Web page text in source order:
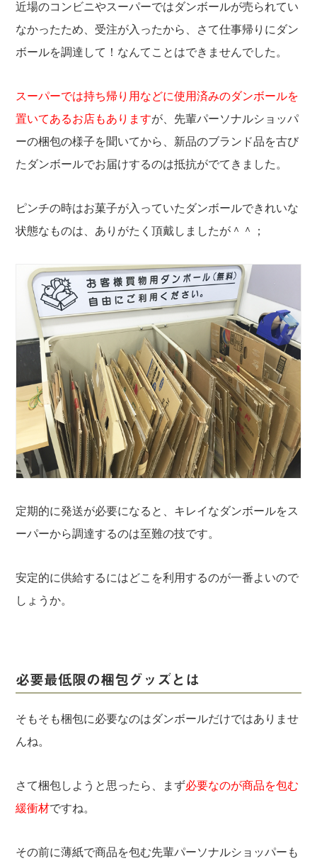
近場のコンビニやスーパーではダンボールが売られてい
なかったため、受注が入ったから、さて仕事帰りにダン
ボールを調達して！なんてことはできませんでした。
スーパーでは持ち帰り用などに使用済みのダンボールを
置いてあるお店もありますが、先輩パーソナルショッパ
ーの梱包の様子を聞いてから、新品のブランド品を古び
たダンボールでお届けするのは抵抗がでてきました。
ピンチの時はお菓子が入っていたダンボールできれいな
状態なものは、ありがたく頂戴しましたが＾＾；
定期的に発送が必要になると、キレイなダンボールをス
ーパーから調達するのは至難の技です。
安定的に供給するにはどこを利用するのが一番よいので
しょうか。
必要最低限の梱包グッズとは
そもそも梱包に必要なのはダンボールだけではありませ
んね。
さて梱包しようと思ったら、まず必要なのが商品を包む
緩衝材ですね。
その前に薄紙で商品を包む先輩パーソナルショッパーも